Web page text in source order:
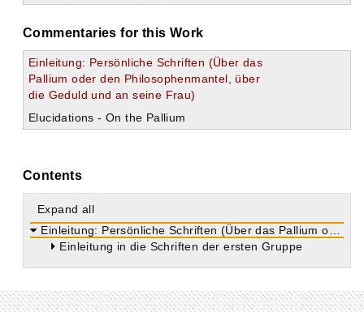
Commentaries for this Work
Einleitung: Persönliche Schriften (Über das
Pallium oder den Philosophenmantel, über
die Geduld und an seine Frau)
Elucidations - On the Pallium
Contents
Expand all
Einleitung: Persönliche Schriften (Über das Pallium oder den Philosophenmantel, über die Geduld und an seine Frau)
Einleitung in die Schriften der ersten Gruppe